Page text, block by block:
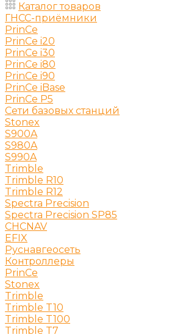
Каталог товаров
ГНСС-приёмники
PrinCe
PrinCe i20
PrinCe i30
PrinCe i80
PrinCe i90
PrinCe iBase
PrinCe P5
Сети базовых станций
Stonex
S900A
S980A
S990A
Trimble
Trimble R10
Trimble R12
Spectra Precision
Spectra Precision SP85
CHCNAV
EFIX
Руснавгеосеть
Контроллеры
PrinCe
Stonex
Trimble
Trimble T10
Trimble T100
Trimble T7